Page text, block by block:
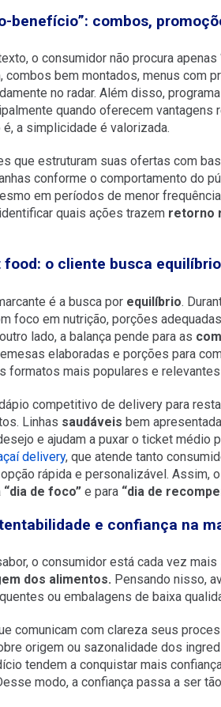
benefício”: combos,
o consumidor não procura apenas
combos bem montados, menus com
no radar. Além disso,
quando oferecem
a simplicidade é valorizada.
que estruturam suas ofertas com
conforme o comportamento do
em períodos de menor
quais ações trazem retorno
o cliente busca equilíbrio
é a busca por equilíbrio.
foco em nutrição, porções
lado, a balança pende para as
elaboradas e porções para
formatos mais populares e
competitivo de delivery para
Linhas saudáveis bem
e ajudam a puxar o ticket médio
delivery, que atende tanto
rápida e personalizável. Assim,
“dia de foco”e para “dia de
e confiança na
o consumidor está cada vez
dos alimentos. Pensando nisso,
ou embalagens de baixa
comunicam com clareza seus
origem ou sazonalidade dos
tendem a conquistar mais
modo, a confiança passa a ser